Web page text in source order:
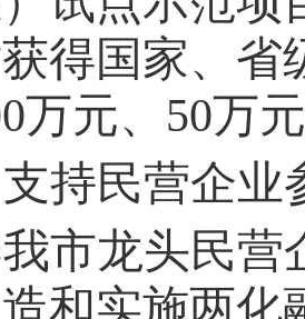
得国家、省
万元、50万
持民营企业
市龙头民营
和实施两化